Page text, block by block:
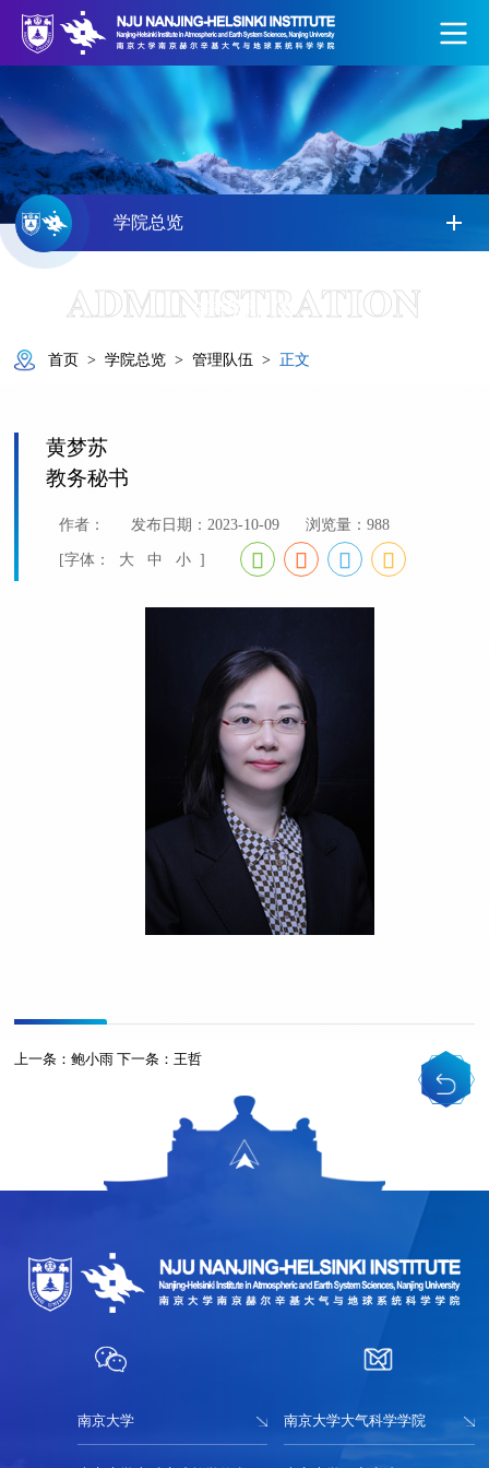
学院总览
管理队伍
ADMINISTRATION
首页 > 学院总览 > 管理队伍 > 正文
黄梦苏
教务秘书
作者： 发布日期：2023-10-09 浏览量：988
[字体：
大 中 小 ]
上一条：鲍小雨 下一条：王哲
南京大学 南京大学大气科学学院